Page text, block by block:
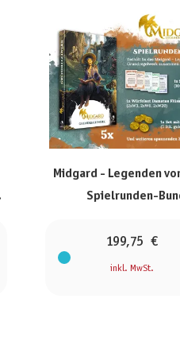
Midgard - Legenden
Spielrunden-
199,75 €
inkl. MwSt.